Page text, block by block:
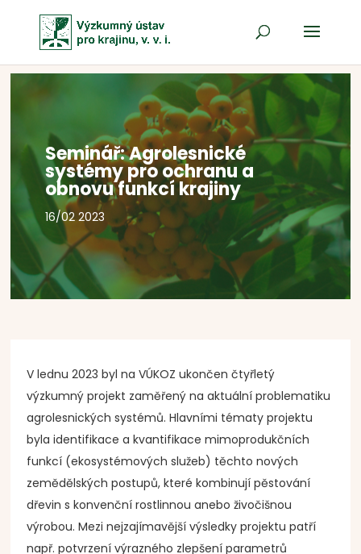
Seminář: Agrolesnické
systémy pro ochranu a
obnovu funkcí krajiny
16/02 2023
V lednu 2023 byl na VÚKOZ ukončen čtyřletý
výzkumný projekt zaměřený na aktuální problematiku
agrolesnických systémů. Hlavními tématy projektu
byla identifikace a kvantifikace mimoprodukčních
funkcí (ekosystémových služeb) těchto nových
zemědělských postupů, které kombinují pěstování
dřevin s konvenční rostlinnou anebo živočišnou
výrobou. Mezi nejzajímavější výsledky projektu patří
např. potvrzení výrazného zlepšení parametrů